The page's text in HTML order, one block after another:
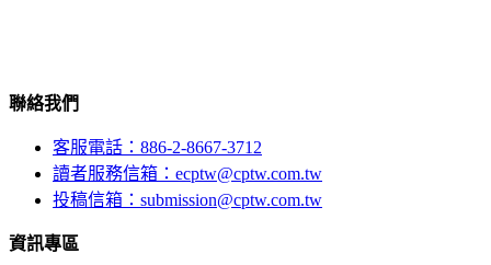
聯絡我們
客服電話：886-2-8667-3712
讀者服務信箱：ecptw@cptw.com.tw
投稿信箱： submission@cptw.com.tw
資訊專區